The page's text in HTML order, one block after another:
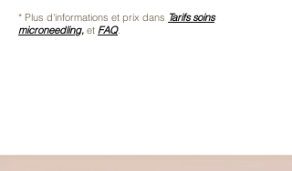
* Plus d'informations et prix dans Tarifs soins
microneedling, et FAQ.